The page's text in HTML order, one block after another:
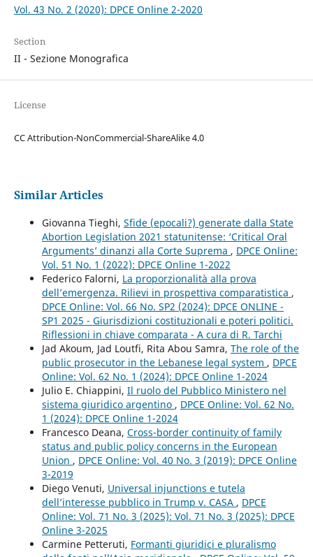
Vol. 43 No. 2 (2020): DPCE Online 2-2020
Section
II - Sezione Monografica
License
CC Attribution-NonCommercial-ShareAlike 4.0
Similar Articles
Giovanna Tieghi, Sfide (epocali?) generate dalla State
Abortion Legislation 2021 statunitense: ‘Critical Oral
Arguments’ dinanzi alla Corte Suprema , DPCE Online:
Vol. 51 No. 1 (2022): DPCE Online 1-2022
Federico Falorni, La proporzionalità alla prova
dell’emergenza. Rilievi in prospettiva comparatistica ,
DPCE Online: Vol. 66 No. SP2 (2024): DPCE ONLINE -
SP1 2025 - Giurisdizioni costituzionali e poteri politici.
Riflessioni in chiave comparata - A cura di R. Tarchi
Jad Akoum, Jad Loutfi, Rita Abou Samra, The role of the
public prosecutor in the Lebanese legal system , DPCE
Online: Vol. 62 No. 1 (2024): DPCE Online 1-2024
Julio E. Chiappini, Il ruolo del Pubblico Ministero nel
sistema giuridico argentino , DPCE Online: Vol. 62 No.
1 (2024): DPCE Online 1-2024
Francesco Deana, Cross-border continuity of family
status and public policy concerns in the European
Union , DPCE Online: Vol. 40 No. 3 (2019): DPCE Online
3-2019
Diego Venuti, Universal injunctions e tutela
dell’interesse pubblico in Trump v. CASA , DPCE
Online: Vol. 71 No. 3 (2025): Vol. 71 No. 3 (2025): DPCE
Online 3-2025
Carmine Petteruti, Formanti giuridici e pluralismo